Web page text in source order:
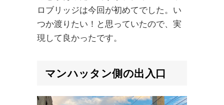
ロブリッジは今回が初めてでした。い
つか渡りたい！と思っていたので、実
現して良かったです。
マンハッタン側の出入口